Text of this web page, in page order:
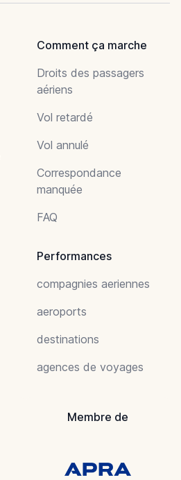
Comment ça marche
Droits des passagers
aériens
Vol retardé
Vol annulé
Correspondance
manquée
FAQ
Performances
compagnies aeriennes
aeroports
destinations
agences de voyages
Membre de